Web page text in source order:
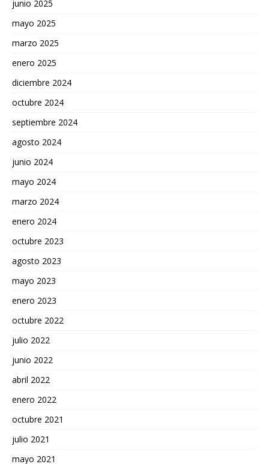
junio 2025
mayo 2025
marzo 2025
enero 2025
diciembre 2024
octubre 2024
septiembre 2024
agosto 2024
junio 2024
mayo 2024
marzo 2024
enero 2024
octubre 2023
agosto 2023
mayo 2023
enero 2023
octubre 2022
julio 2022
junio 2022
abril 2022
enero 2022
octubre 2021
julio 2021
mayo 2021